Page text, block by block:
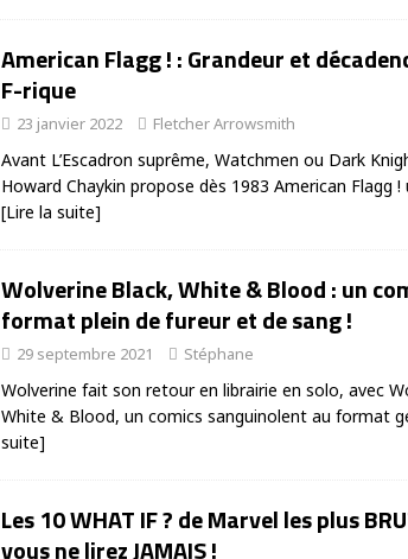
American Flagg ! : Grandeur et
F-rique
23 janvier 2022 Fletcher Arrowsmith
Avant L’Escadron suprême, Watchmen ou Dark
Howard Chaykin propose dès 1983 American Flagg
[Lire la suite]
Wolverine Black, White & Blood : un
format plein de fureur et de sang !
29 septembre 2021 Stéphane
Wolverine fait son retour en librairie en solo, avec
White & Blood, un comics sanguinolent au format
suite]
Les 10 WHAT IF ? de Marvel les plus
vous ne lirez JAMAIS !